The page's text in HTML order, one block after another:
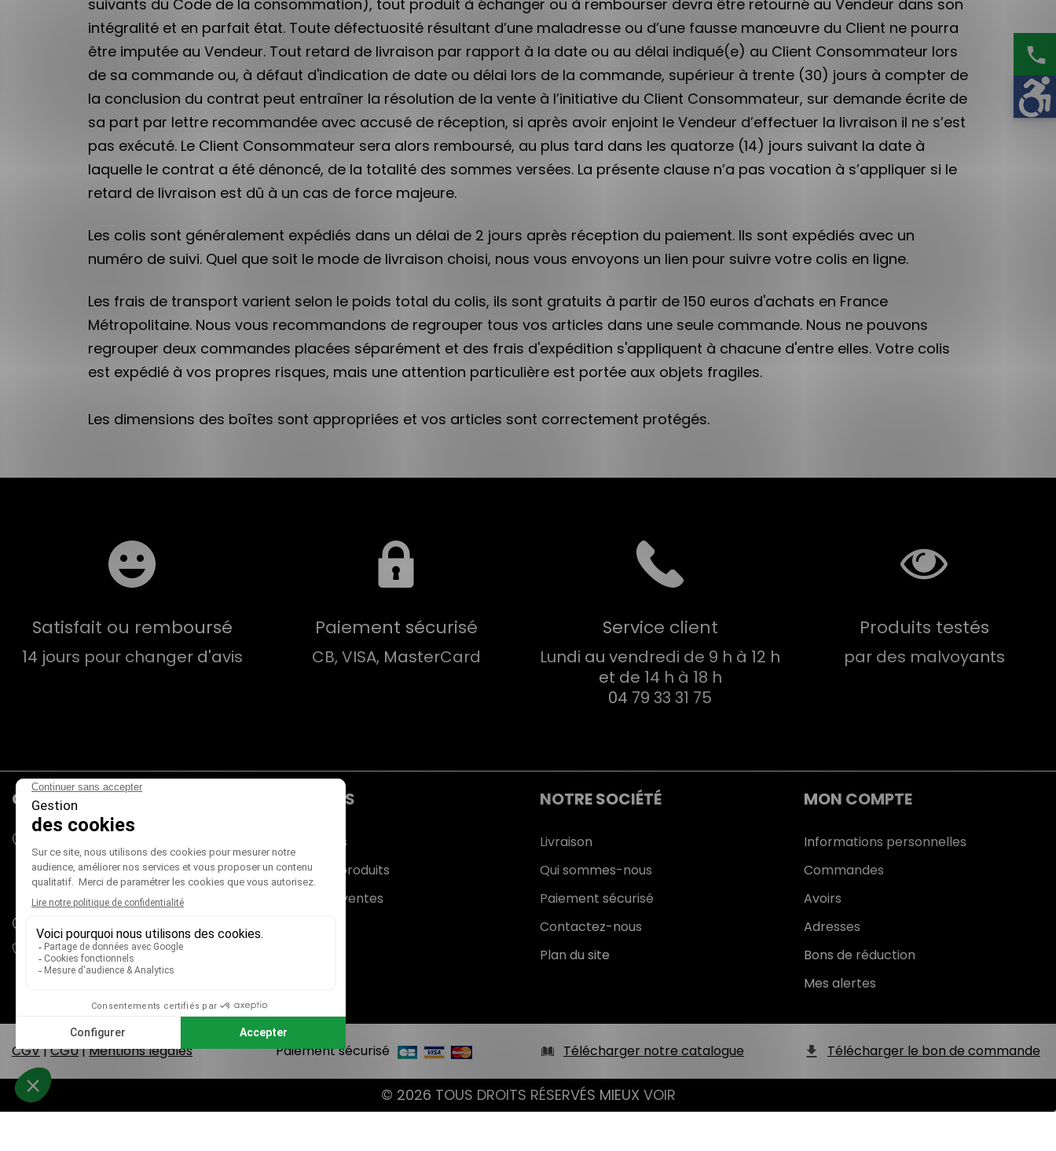
suivants du Code de la consommation), tout produit à échanger ou à rembourser devra être retourné au Vendeur dans son
intégralité et en parfait état. Toute défectuosité résultant d’une maladresse ou d’une fausse manœuvre du Client ne pourra
être imputée au Vendeur. Tout retard de livraison par rapport à la date ou au délai indiqué(e) au Client Consommateur lors
de sa commande ou, à défaut d'indication de date ou délai lors de la commande, supérieur à trente (30) jours à compter de
la conclusion du contrat peut entraîner la résolution de la vente à l’initiative du Client Consommateur, sur demande écrite de
sa part par lettre recommandée avec accusé de réception, si après avoir enjoint le Vendeur d’effectuer la livraison il ne s’est
pas exécuté. Le Client Consommateur sera alors remboursé, au plus tard dans les quatorze (14) jours suivant la date à
laquelle le contrat a été dénoncé, de la totalité des sommes versées. La présente clause n’a pas vocation à s’appliquer si le
retard de livraison est dû à un cas de force majeure.
Les colis sont généralement expédiés dans un délai de 2 jours après réception du paiement. Ils sont expédiés avec un
numéro de suivi. Quel que soit le mode de livraison choisi, nous vous envoyons un lien pour suivre votre colis en ligne.
Les frais de transport varient selon le poids total du colis, ils sont gratuits à partir de 150 euros d'achats en France
Métropolitaine. Nous vous recommandons de regrouper tous vos articles dans une seule commande. Nous ne pouvons
regrouper deux commandes placées séparément et des frais d'expédition s'appliquent à chacune d'entre elles. Votre colis
est expédié à vos propres risques, mais une attention particulière est portée aux objets fragiles.
Les dimensions des boîtes sont appropriées et vos articles sont correctement protégés.
Satisfait ou remboursé
14 jours pour changer d'avis
Paiement sécurisé
CB, VISA, MasterCard
Service client
Lundi au vendredi de 9 h à 12 h
et de 14 h à 18 h
04 79 33 31 75
Produits testés
par des malvoyants
CONTACTS
180 rue du Genevois
73000 CHAMBÉRY
France métropolitaine (+ Corse)
04 79 33 31 75
PRODUITS
Promotions
Nouveaux produits
Meilleures ventes
NOTRE SOCIÉTÉ
Livraison
Qui sommes-nous
Paiement sécurisé
Contactez-nous
Plan du site
MON COMPTE
Informations personnelles
Commandes
Avoirs
Adresses
Bons de réduction
Mes alertes
CGV|CGU|Mentions légales Paiement sécurisé Télécharger notre catalogue Télécharger le bon de commande
© 2026 TOUS DROITS RÉSERVÉS MIEUX VOIR
phone